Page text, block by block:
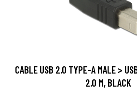
CABLE USB 2.0 TYPE-A MALE >
2.0 M, BLACK